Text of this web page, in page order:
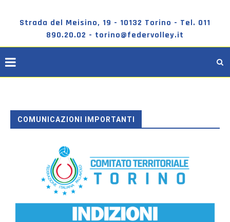
Strada del Meisino, 19 - 10132 Torino - Tel. 011
890.20.02 - torino@federvolley.it
COMUNICAZIONI IMPORTANTI